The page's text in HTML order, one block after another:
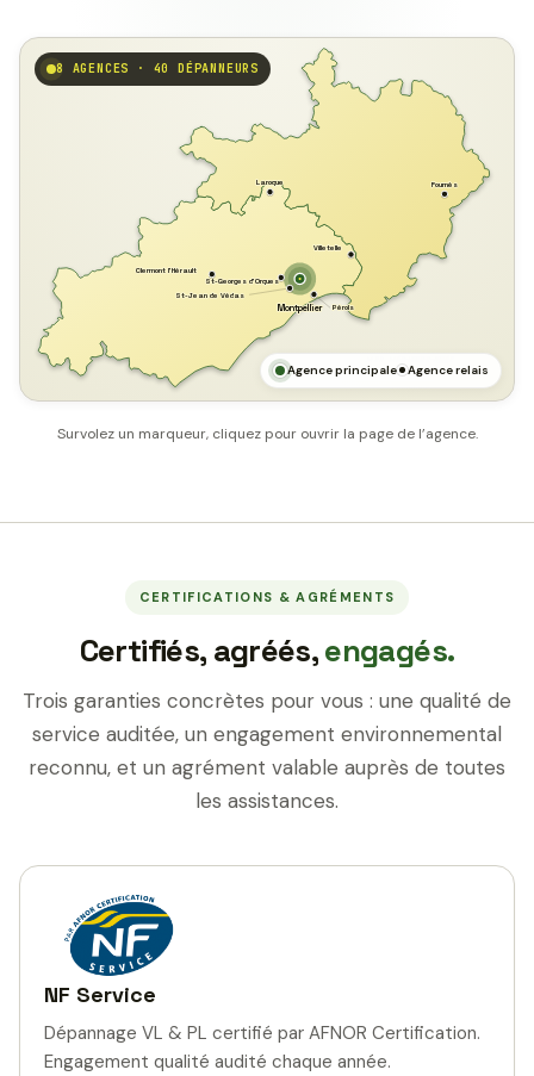
Montpellier Pérols
Laroque Fournès
Villetelle
St-Georges d'Orques
Clermont l'Hérault
St-Jean de Védas
8 AGENCES · 40 DÉPANNEURS
Agence principale Agence relais
Survolez un marqueur, cliquez pour ouvrir la page de l’agence.
CERTIFICATIONS & AGRÉMENTS
Certifiés, agréés,engagés.
Trois garanties concrètes pour vous : une qualité de
service auditée, un engagement environnemental
reconnu, et un agrément valable auprès de toutes
les assistances.
NF Service
Dépannage VL & PL certifié par AFNOR Certification.
Engagement qualité audité chaque année.